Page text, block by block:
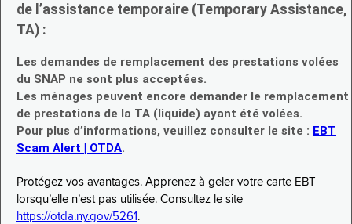
de l’assistance temporaire (Temporary Assistance,
TA) :
Les demandes de remplacement des prestations volées
du SNAP ne sont plus acceptées.
Les ménages peuvent encore demander le remplacement
de prestations de la TA (liquide) ayant été volées.
Pour plus d’informations, veuillez consulter le site : EBT
Scam Alert | OTDA.
Protégez vos avantages. Apprenez à geler votre carte EBT
lorsqu’elle n’est pas utilisée. Consultez le site
https://otda.ny.gov/5261 .